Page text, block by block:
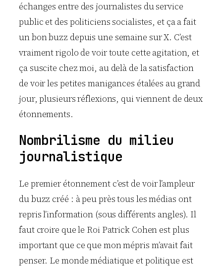
échanges entre des journalistes du service
public et des politiciens socialistes, et ça a fait
un bon buzz depuis une semaine sur X. C’est
vraiment rigolo de voir toute cette agitation, et
ça suscite chez moi, au delà de la satisfaction
de voir les petites manigances étalées au grand
jour, plusieurs réflexions, qui viennent de deux
étonnements.
Nombrilisme du milieu
journalistique
Le premier étonnement c’est de voir l’ampleur
du buzz créé : à peu près tous les médias ont
repris l’information (sous différents angles). Il
faut croire que le Roi Patrick Cohen est plus
important que ce que mon mépris m’avait fait
penser. Le monde médiatique et politique est